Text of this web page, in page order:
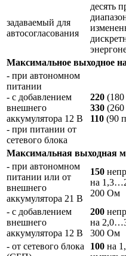
задаваемый для
автосогласования
десять
Максимальное выходное
- при автономном
питании
- с добавлением
внешнего
аккумулятора 12 В
- при питании от
сетевого блока
220
330
110 (90
Максимальная выходная
- при автономном
питании или от
внешнего
аккумулятора 21 В
150
на
200 Ом
- с добавлением
внешнего
аккумулятора 12 В
200
на
300 Ом
- от сетевого блока
100 на